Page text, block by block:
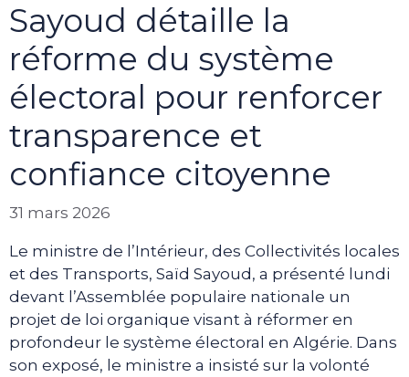
Sayoud détaille la
réforme du système
électoral pour renforcer
transparence et
confiance citoyenne
31 mars 2026
Le ministre de l’Intérieur, des Collectivités locales
et des Transports, Saïd Sayoud, a présenté lundi
devant l’Assemblée populaire nationale un
projet de loi organique visant à réformer en
profondeur le système électoral en Algérie. Dans
son exposé, le ministre a insisté sur la volonté